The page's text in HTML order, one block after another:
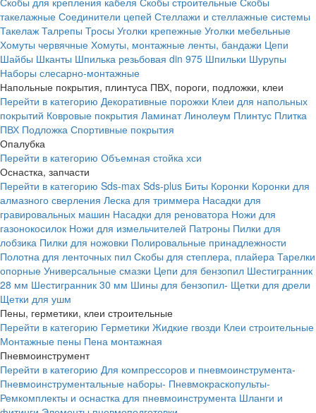
такелажные Соединители цепей Стеллажи и стеллажные системы
Такелаж Талрепы Тросы Уголки крепежные Уголки мебельные
Хомуты червячные Хомуты, монтажные ленты, бандажи Цепи
Шайбы Шканты Шпилька резьбовая din 975 Шпильки Шурупы
Наборы слесарно-монтажные
Напольные покрытия, плинтуса ПВХ, пороги, подложки, клеи
Перейти в категорию Декоративные порожки Клеи для напольных
покрытий Ковровые покрытия Ламинат Линолеум Плинтус Плитка
ПВХ Подложка Спортивные покрытия
Опалубка
Перейти в категорию Объемная стойка хси
Оснастка, запчасти
Перейти в категорию Sds-max Sds-plus Биты Коронки Коронки для
алмазного сверления Леска для триммера Насадки для
гравировальных машин Насадки для реноватора Ножи для
газонокосилок Ножи для измельчителей Патроны Пилки для
лобзика Пилки для ножовки Полировальные принадлежности
Полотна для ленточных пил Скобы для степлера, плайера Тарелки
опорные Универсальные смазки Цепи для бензопил Шестигранник
28 мм Шестигранник 30 мм Шины для бензопил- Щетки для дрели
Щетки для ушм
Пены, герметики, клеи строительные
Перейти в категорию Герметики Жидкие гвозди Клеи строительные
Монтажные пены Пена монтажная
Пневмоинструмент
Перейти в категорию Для компрессоров и пневмоинструмента-
Пневмоинструментальные наборы- Пневмокраскопульты-
Ремкомплекты и оснастка для пневмоинструмента Шланги и